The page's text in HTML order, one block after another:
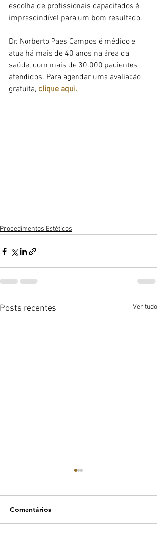
escolha de profissionais capacitados é
imprescindível para um bom resultado.
Dr. Norberto Paes Campos é médico e
atua há mais de 40 anos na área da
saúde, com mais de 30.000 pacientes
atendidos. Para agendar uma avaliação
gratuita, clique aqui.
Procedimentos Estéticos
Posts recentes Ver tudo
Comentários